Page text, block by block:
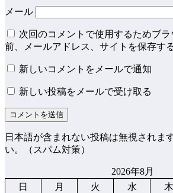
メール
次回のコメントで使用するためブ
前、メールアドレス、サイトを保存する
新しいコメントをメールで通知
新しい投稿をメールで受け取る
日本語が含まれない投稿は無視されま
い。（スパム対策）
2026年8月
日
月 火 水 木